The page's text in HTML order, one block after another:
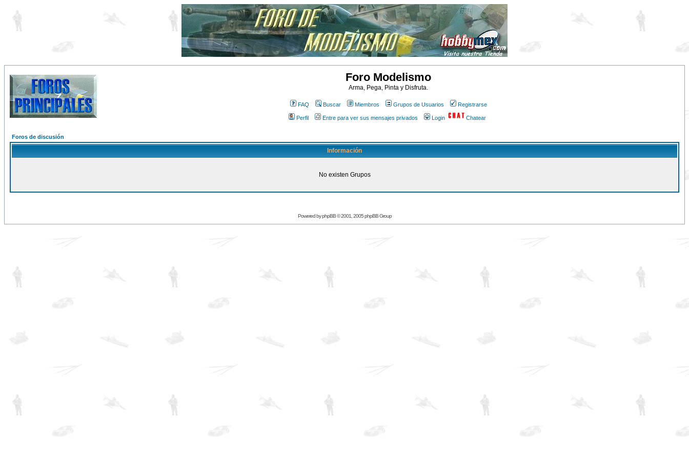
Foro Modelismo
Arma, Pega, Pinta y Disfruta.
FAQ Buscar Miembros Grupos de Usuarios Registrarse
Perfil Entre para ver sus mensajes privados Login Chatear
Foros de discusión
Información
No existen Grupos
Powered byphpBB© 2001, 2005 phpBB Group